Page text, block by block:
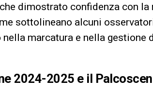
dimostrato confidenza con la
sottolineano alcuni
marcatura e nella gestione
2024-2025 e il